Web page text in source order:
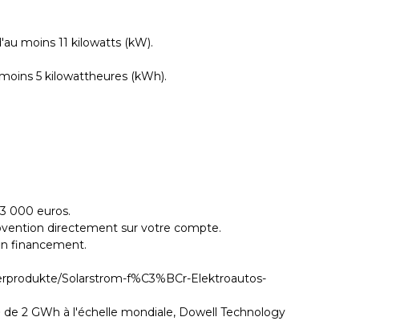
moins 11 kilowatts (kW).
5 kilowattheures (kWh).
000 euros.
directement sur votre compte.
financement.
Solarstrom-f%C3%BCr-Elektroautos-
2 GWh à l'échelle mondiale, Dowell Technology